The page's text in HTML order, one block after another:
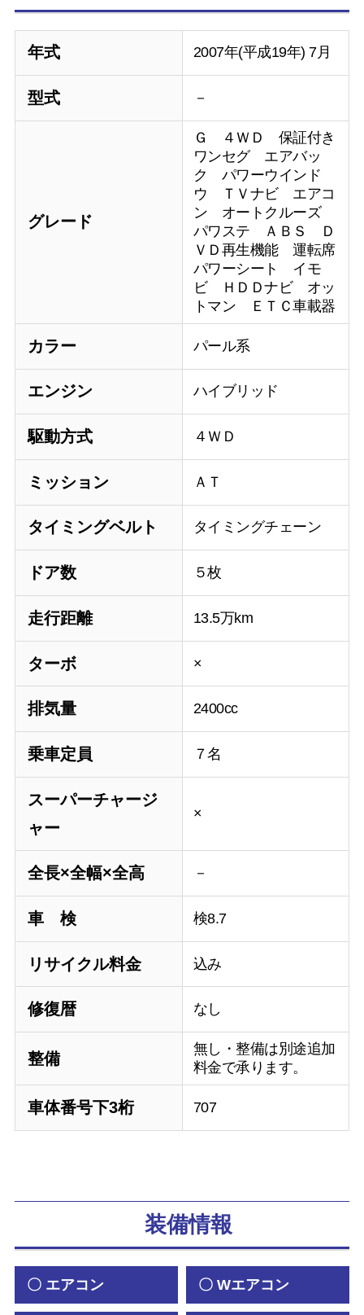
年式 2007年(平成19年) 7月
型式 －
グレード
Ｇ ４ＷＤ 保証付き
ワンセグ エアバッ
ク パワーウインド
ウ ＴＶナビ エアコ
ン オートクルーズ
パワステ ＡＢＳ Ｄ
ＶＤ再生機能 運転席
パワーシート イモ
ビ ＨＤＤナビ オッ
トマン ＥＴＣ車載器
カラー パール系
エンジン ハイブリッド
駆動方式 ４ＷＤ
ミッション ＡＴ
タイミングベルト タイミングチェーン
ドア数 ５枚
走行距離 13.5万km
ターボ ×
排気量 2400cc
乗車定員 ７名
スーパーチャージ
ャー
×
全長×全幅×全高 －
車 検 検8.7
リサイクル料金 込み
修復暦 なし
整備
無し・整備は別途追加
料金で承ります。
車体番号下3桁 707
装備情報
〇 エアコン 〇 Wエアコン